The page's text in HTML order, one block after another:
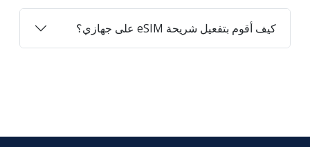
كيف أقوم بتفعيل شريحة eSIM على جهازي؟